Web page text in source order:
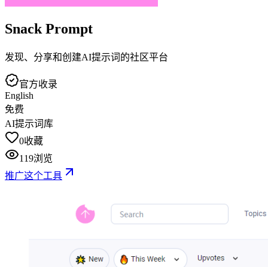
Snack Prompt
发现、分享和创建AI提示词的社区平台
官方收录
English
免费
AI提示词库
0收藏
119浏览
推广这个工具